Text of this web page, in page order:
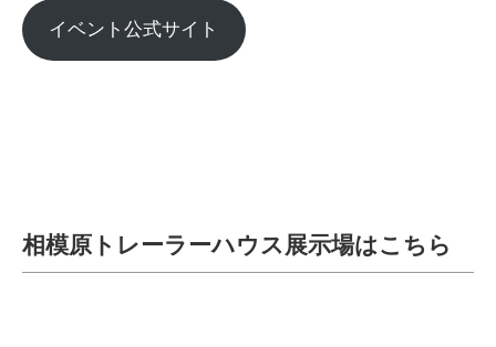
イベント公式サイト
相模原トレーラーハウス展示場はこちら